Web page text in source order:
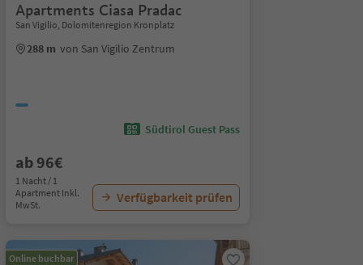
Apartments Ciasa Pradac
San Vigilio, Dolomitenregion Kronplatz
288 m von San Vigilio Zentrum
Südtirol Guest Pass
ab 96€
1 Nacht / 1
Apartment Inkl.
MwSt.
Verfügbarkeit prüfen
Online buchbar